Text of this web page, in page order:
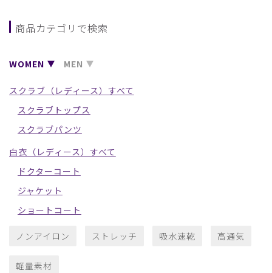
商品カテゴリで検索
WOMEN MEN
スクラブ（レディース）すべて
スクラブトップス
スクラブパンツ
白衣（レディース）すべて
ドクターコート
ジャケット
ショートコート
ノンアイロン ストレッチ 吸水速乾 高通気
軽量素材